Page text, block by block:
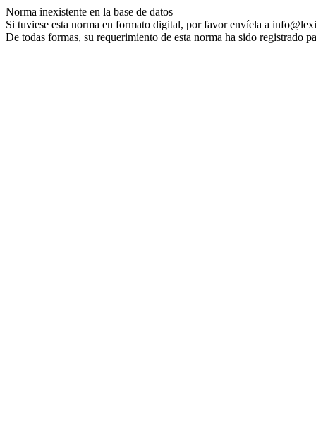
Norma inexistente en la base de datos
Si tuviese esta norma en formato digital, por favor envíela a
De todas formas, su requerimiento de esta norma ha sido registrado